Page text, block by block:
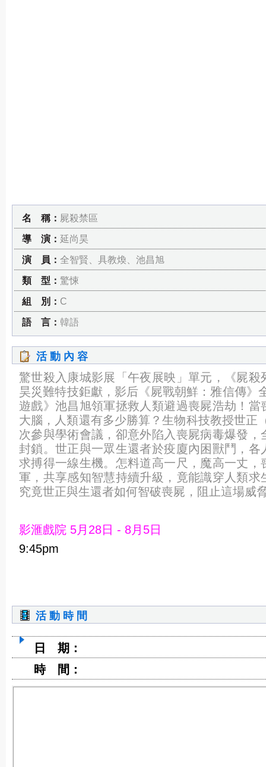
名 稱： 屍殺禁區
導 演： 延尚昊
演 員： 全智賢、具教煥、池昌旭
類 型： 驚悚
組 別： C
語 言： 韓語
活 動 內 容
驚世殺入康城影展「午夜展映」單元，《屍殺
昊災難特技鉅獻，影后《屍戰朝鮮：雅信傳》
遊戲》池昌旭領軍拯救人類避過喪屍浩劫！當
大腦，人類還有多少勝算？生物科技教授世正
次參與學術會議，卻意外陷入喪屍病毒爆發，
封鎖。世正與一眾生還者於疫廈內困獸鬥，各
求搏得一線生機。怎料道高一尺，魔高一丈，
軍，共享感知智慧持續升級，竟能識穿人類求
究竟世正與生還者如何智破喪屍，阻止這場威
影滙戲院 5月28日 - 8月5日
9:45pm
活 動 時 間
日 期：
時 間：